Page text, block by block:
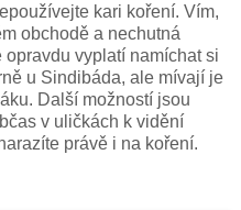
kari koření. Vím,
obchodě a nechutná
vyplatí namíchat si
u Sindibáda, ale mívají je
Další možností jsou
v uličkách k vidění
právě i na koření.